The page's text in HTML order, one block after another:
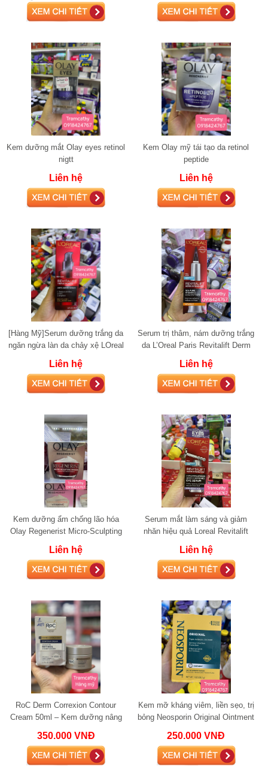
Kem dưỡng mắt Olay eyes retinol
nigtt
Liên hệ
Kem Olay mỹ tái tạo da retinol
peptide
Liên hệ
[Hàng Mỹ]Serum dưỡng trắng da
ngăn ngừa làn da chảy xệ LOreal
Liên hệ
Serum trị thâm, nám dưỡng trắng
da L’Oreal Paris Revitalift Derm
Liên hệ
Kem dưỡng ẩm chống lão hóa
Olay Regenerist Micro-Sculpting
Liên hệ
Serum mắt làm sáng và giảm
nhăn hiệu quả Loreal Revitalift
Liên hệ
RoC Derm Correxion Contour
Cream 50ml – Kem dưỡng nâng
nhăn vượt trộ
350.000 VNĐ
Kem mỡ kháng viêm, liền sẹo, trị
bỏng Neosporin Original Ointment
250.000 VNĐ